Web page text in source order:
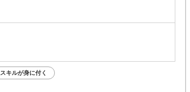
スキルが身に付く